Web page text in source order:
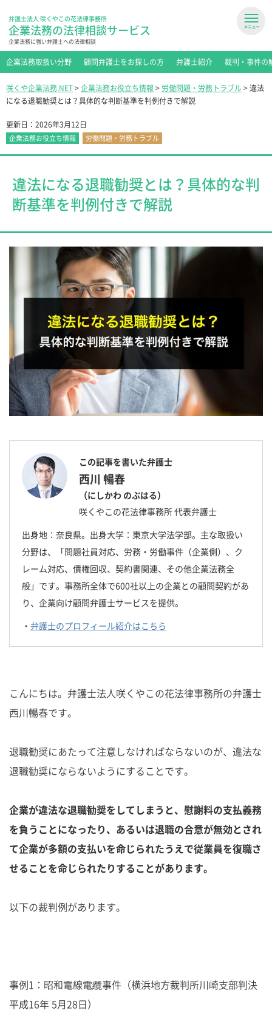
弁護士法人 咲くやこの花法律事務所
企業法務の法律相談サービス
企業法務に強い弁護士への法律相談
企業法務取扱い分野 顧問弁護士をお探しの方 弁護士紹介 裁判・事件の
咲くや企業法務.NET>企業法務お役立ち情報 > 労働問題・労務トラブル>違法
になる退職勧奨とは？具体的な判断基準を判例付きで解説
更新日： 2026年3月12日
企業法務お役立ち情報 労働問題・労務トラブル
違法になる退職勧奨とは？具体的な判
断基準を判例付きで解説
この記事を書いた弁護士
西川 暢春
（にしかわ のぶはる）
咲くやこの花法律事務所 代表弁護士
出身地：奈良県。出身大学：東京大学法学部。主な取扱い
分野は、「問題社員対応、労務・労働事件（企業側）、ク
レーム対応、債権回収、契約書関連、その他企業法務全
般」です。事務所全体で600社以上の企業との顧問契約があ
り、企業向け顧問弁護士サービスを提供。
・ 弁護士のプロフィール紹介はこちら
こんにちは。弁護士法人咲くやこの花法律事務所の弁護士
西川暢春です。
退職勧奨にあたって注意しなければならないのが、違法な
退職勧奨にならないようにすることです。
企業が違法な退職勧奨をしてしまうと、慰謝料の支払義務
を負うことになったり、あるいは退職の合意が無効とされ
て企業が多額の支払いを命じられたうえで従業員を復職さ
せることを命じられたりすることがあります。
以下の裁判例があります。
事例1：昭和電線電纜事件（横浜地方裁判所川崎支部判決
平成16年 5月28日）